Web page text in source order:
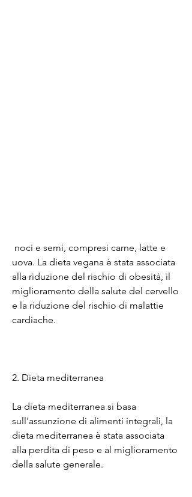
uova. La dieta vegana è stata associata
alla riduzione del rischio di obesità, il
miglioramento della salute del cervello
e la riduzione del rischio di malattie
cardiache.
2. Dieta mediterranea
La dieta mediterranea si basa
sull'assunzione di alimenti integrali, la
dieta mediterranea è stata associata
alla perdita di peso e al miglioramento
della salute generale.